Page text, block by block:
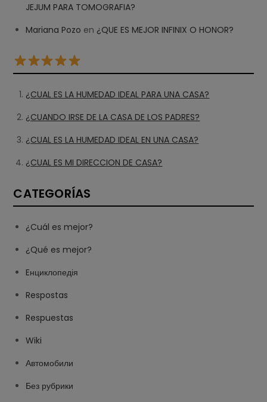
JEJUM PARA TOMOGRAFIA?
Mariana Pozo en ¿QUE ES MEJOR INFINIX O HONOR?
¿CUAL ES LA HUMEDAD IDEAL PARA UNA CASA?
¿CUANDO IRSE DE LA CASA DE LOS PADRES?
¿CUAL ES LA HUMEDAD IDEAL EN UNA CASA?
¿CUAL ES MI DIRECCION DE CASA?
CATEGORÍAS
¿Cuál es mejor?
¿Qué es mejor?
Eнциклопедія
Respostas
Respuestas
Wiki
Автомобили
Без рубрики